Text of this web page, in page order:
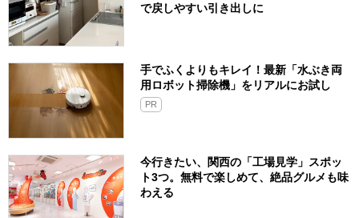
で戻しやすい引き出しに
手でふくよりもキレイ！最新「水ぶき両
用ロボット掃除機」をリアルにお試し
PR
今行きたい、関西の「工場見学」スポッ
ト3つ。無料で楽しめて、絶品グルメも味
わえる